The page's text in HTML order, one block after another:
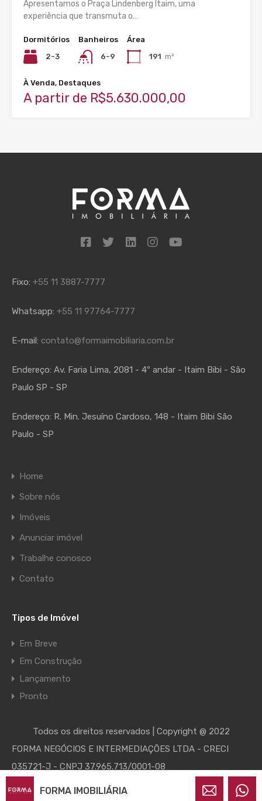
Apresentamos o Praça Lindenberg Itaim, uma
experiência que transmuta o…
Dormitórios
2-3
Banheiros
6-9
Área
191 m²
À Venda, Destaques
A partir de R$5.630.000,00
Fixo: +55 11 3887-7777
Whatsapp: +55 11 97764-7777
E-mail: contato@formaimobiliaria.com.br
Endereço: Av. Faria Lima, 2081 - 4º andar - Itaim Bibi - São
Paulo SP - SP
Endereço: R. Min. Jesuíno Cardoso, 148 - Itaim Bibi São
Paulo - SP
Home
Sobre nós
Imóveis
Anunciar imóvel
Trabalhe conosco
Contato
Tipos de Imóvel
Em Breve
Em Construção
Lançamento
Pronto
Todos os direitos reservados | Copyright @ 2022
FORMA NEGÓCIOS E INTERMEDIAÇÕES LTDA - CRECI
035721-J - CNPJ 37.965.713/0001-08
FORMA IMOBILIÁRIA